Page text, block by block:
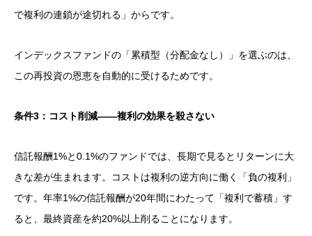
で複利の連鎖が途切れる」からです。
インデックスファンドの「累積型（分配金なし）」を選ぶのは、
この再投資の恩恵を自動的に受けるためです。
条件3：コスト削減——複利の効果を殺さない
信託報酬1%と0.1%のファンドでは、長期で見るとリターンに大
きな差が生まれます。コストは複利の逆方向に働く「負の複利」
です。年率1%の信託報酬が20年間にわたって「複利で蓄積」す
ると、最終資産を約20%以上削ることになります。